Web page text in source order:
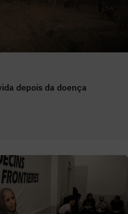
depois da doença